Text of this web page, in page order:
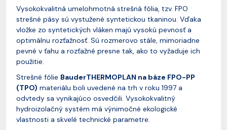
Vysokokvalitná umelohmotná strešná fólia, tzv. FPO
strešné pásy sú vystužené syntetickou tkaninou. Vďaka
vložke zo syntetických vláken majú vysokú pevnosť a
optimálnu rozťažnosť. Sú rozmerovo stále, mimoriadne
pevné v ťahu a rozťažné presne tak, ako to vyžaduje ich
použitie.
Strešné fólie BauderTHERMOPLAN na báze FPO-PP
(TPO) materiálu boli uvedené na trh v roku 1997 a
odvtedy sa vynikajúco osvedčili. Vysokokvalitný
hydroizolačný systém má výnimočné ekologické
vlastnosti a skvelé technické parametre.